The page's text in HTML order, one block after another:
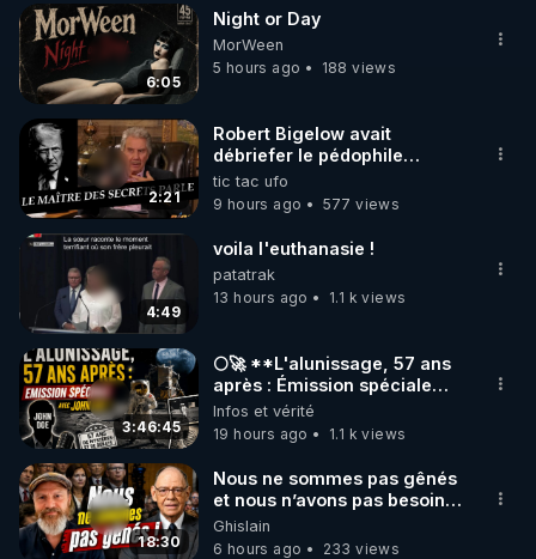
▶ 30 jours gratuit sur l’application de méditation et
de bien-être ENVOL :
Rendez-vous sur https://www.envol.app/code
le code : REGENERE
6:05
Night or Day
MorWeen
5 hours ago
188 views
2:21
Robert Bigelow avait
débriefer le pédophile
génocidaire de donald j
trump
tic tac ufo
9 hours ago
577 views
4:49
voila l'euthanasie !
patatrak
13 hours ago
1.1 k views
3:46:45
🌕🚀 **L'alunissage, 57 ans
après : Émission spéciale
avec John Doe !** 👨 🚀✨
Infos et vérité
19 hours ago
1.1 k views
18:30
Nous ne sommes pas gênés
et nous n’avons pas besoin
de nous excuser ! #jw
#jehovah #collegecentral
Ghislain
6 hours ago
233 views